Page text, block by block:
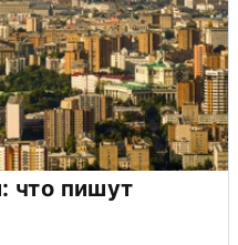
что пишут